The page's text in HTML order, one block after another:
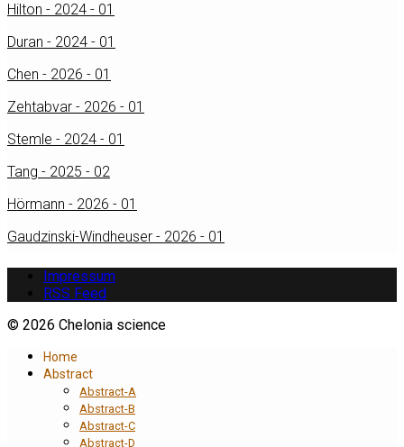
Hilton - 2024 - 01
Duran - 2024 - 01
Chen - 2026 - 01
Zehtabvar - 2026 - 01
Stemle - 2024 - 01
Tang - 2025 - 02
Hörmann - 2026 - 01
Gaudzinski-Windheuser - 2026 - 01
Impressum
RSS Feed
© 2026 Chelonia science
Home
Abstract
Abstract-A
Abstract-B
Abstract-C
Abstract-D